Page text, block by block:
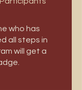
who has
all steps in
will get a